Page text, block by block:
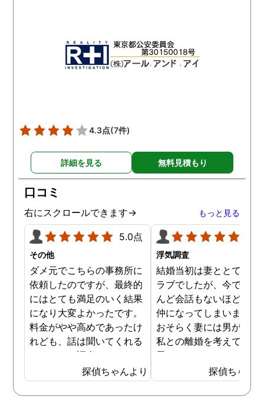
を予想しながら調査してく
れて、実際に不貞の現場も
数回おさえることができと
らしいです。 また、さまざ
り、私の精神的なフォロー
だけでなく、その後の弁護
士の紹介やアドバイスもし
ていただき、これから夫と
闘う自信もつきました。 本
当にMJリサーチさんにそ
して代表の方に出会えてよ
かったと思いました。 今度
お会いできる時は、いい報
告ができるようにしたいで
す。
後どうですか？と連絡ま
して下さり応援してるか
ねと温かい言葉までかけ
お願いしたいと思ってお
ます。本当にありがとう
ざいました。
4.3点(7件)
詳細を見る 無料見積もり
口コミ
右にスクロールできます→ もっと見る
5.0点
その他
ダメ元でこちらの事務所に
依頼したのですが、最終的
にはとても満足のいく結果
になり大変よかったです。
料金がやや高めであったけ
れども、話は聞いてくれる
しきちんと調査してくれる
しで非常に満足していま
す。調査が終わった後もし
っかりとサポートしていた
探偵ちゃんより
浮気調査
結婚当初は妻ととてもラ
ラブでしたが、今ではほ
んど会話もないほど険悪
仲になってしまいました
おそらく妻には男がおり
私との離婚を考えている
思います。そこでどうせ
婚をするのならと思い、
の不倫の証拠を押さえて
から離婚を提案すること
探偵ちゃん